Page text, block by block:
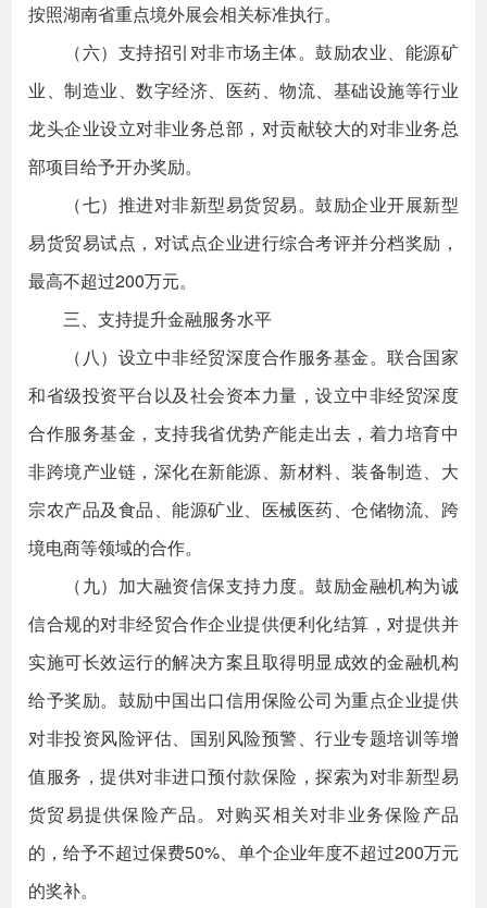
按照湖南省重点境外展会相关标准执行。
（六）支持招引对非市场主体。鼓励农业、能源矿
业、制造业、数字经济、医药、物流、基础设施等行业
龙头企业设立对非业务总部，对贡献较大的对非业务总
部项目给予开办奖励。
（七）推进对非新型易货贸易。鼓励企业开展新型
易货贸易试点，对试点企业进行综合考评并分档奖励，
最高不超过200万元。
三、支持提升金融服务水平
（八）设立中非经贸深度合作服务基金。联合国家
和省级投资平台以及社会资本力量，设立中非经贸深度
合作服务基金，支持我省优势产能走出去，着力培育中
非跨境产业链，深化在新能源、新材料、装备制造、大
宗农产品及食品、能源矿业、医械医药、仓储物流、跨
境电商等领域的合作。
（九）加大融资信保支持力度。鼓励金融机构为诚
信合规的对非经贸合作企业提供便利化结算，对提供并
实施可长效运行的解决方案且取得明显成效的金融机构
给予奖励。鼓励中国出口信用保险公司为重点企业提供
对非投资风险评估、国别风险预警、行业专题培训等增
值服务，提供对非进口预付款保险，探索为对非新型易
货贸易提供保险产品。对购买相关对非业务保险产品
的，给予不超过保费50%、单个企业年度不超过200万元
的奖补。